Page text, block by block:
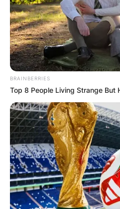
BRAINBERRIES
Top 8 People Living Strange But